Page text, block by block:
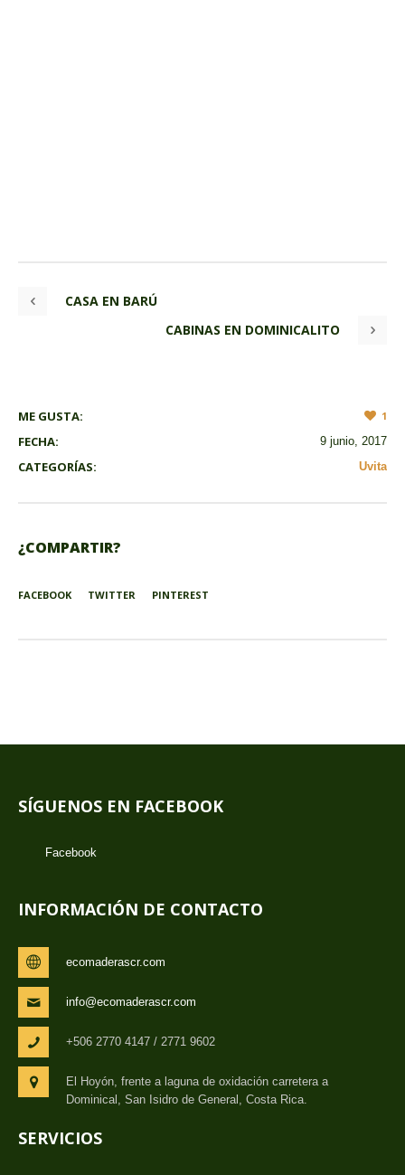
CASA EN BARÚ
CABINAS EN DOMINICALITO
ME GUSTA: 1
FECHA: 9 junio, 2017
CATEGORÍAS: Uvita
¿COMPARTIR?
FACEBOOK TWITTER PINTEREST
SÍGUENOS EN FACEBOOK
Facebook
INFORMACIÓN DE CONTACTO
ecomaderascr.com
info@ecomaderascr.com
+506 2770 4147 / 2771 9602
El Hoyón, frente a laguna de oxidación carretera a
Dominical, San Isidro de General, Costa Rica.
SERVICIOS